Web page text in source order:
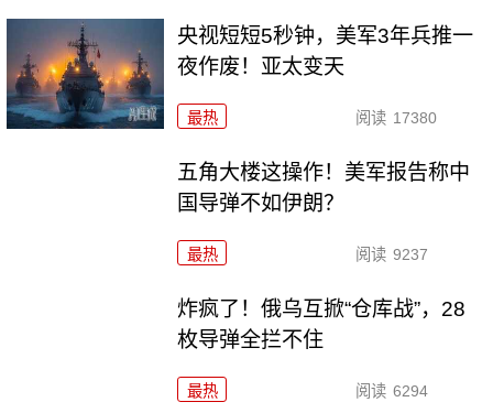
央视短短5秒钟，美军3年兵推一
夜作废！亚太变天
最热 阅读 17380
五角大楼这操作！美军报告称中
国导弹不如伊朗？
最热 阅读 9237
炸疯了！俄乌互掀“仓库战”，28
枚导弹全拦不住
最热 阅读 6294